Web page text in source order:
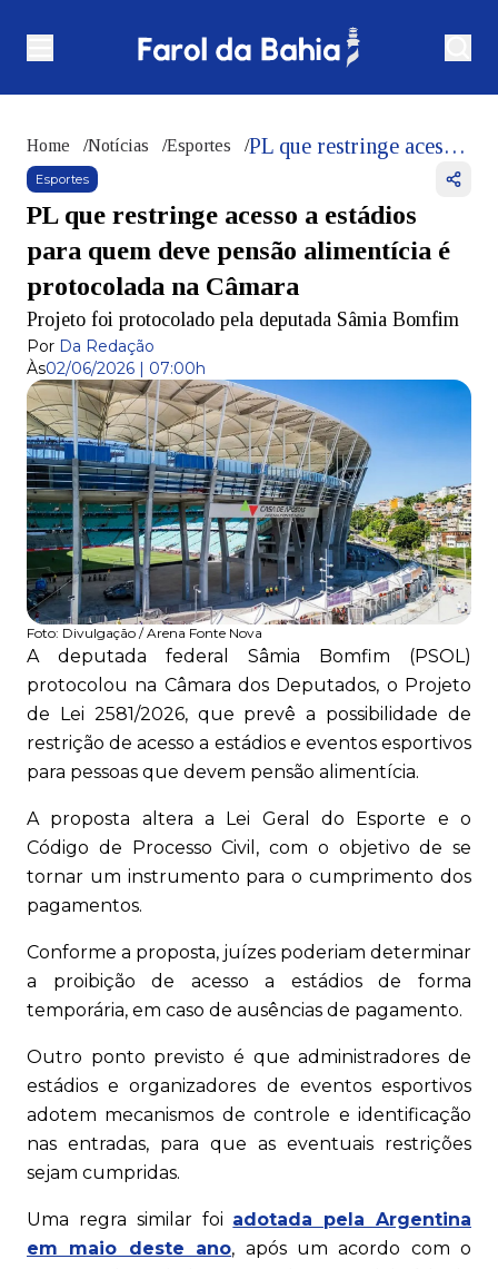
Home /Notícias /Esportes / PL que restringe acesso a estádios para quem deve pensão alimentícia é protocolada na Câmara
Esportes
PL que restringe acesso a estádios
para quem deve pensão alimentícia é
protocolada na Câmara
Projeto foi protocolado pela deputada Sâmia Bomfim
Por Da Redação
Às02/06/2026 | 07:00h
Foto: Divulgação / Arena Fonte Nova
A deputada federal Sâmia Bomfim (PSOL)
protocolou na Câmara dos Deputados, o Projeto
de Lei 2581/2026, que prevê a possibilidade de
restrição de acesso a estádios e eventos esportivos
para pessoas que devem pensão alimentícia.
A proposta altera a Lei Geral do Esporte e o
Código de Processo Civil, com o objetivo de se
tornar um instrumento para o cumprimento dos
pagamentos.
Conforme a proposta, juízes poderiam determinar
a proibição de acesso a estádios de forma
temporária, em caso de ausências de pagamento.
Outro ponto previsto é que administradores de
estádios e organizadores de eventos esportivos
adotem mecanismos de controle e identificação
nas entradas, para que as eventuais restrições
sejam cumpridas.
Uma regra similar foi adotada pela Argentina
em maio deste ano, após um acordo com o